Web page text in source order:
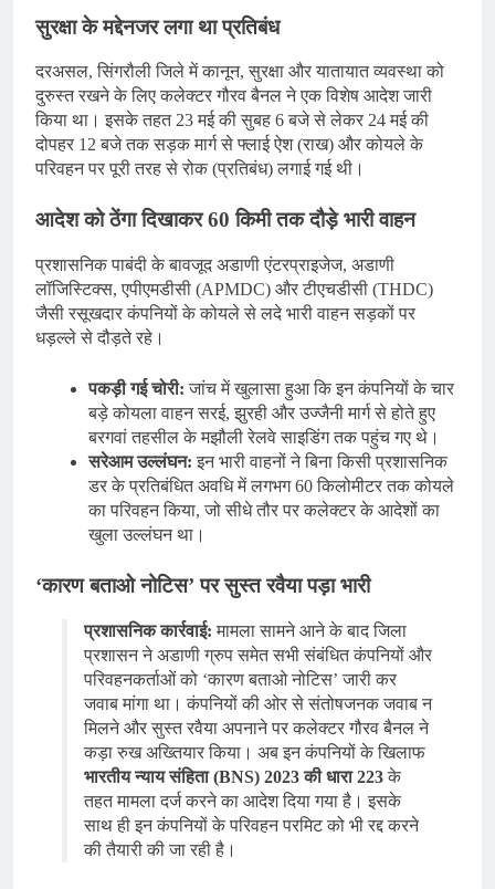
सुरक्षा के मद्देनजर लगा था प्रतिबंध
दरअसल, सिंगरौली जिले में कानून, सुरक्षा और यातायात व्यवस्था को
दुरुस्त रखने के लिए कलेक्टर गौरव बैनल ने एक विशेष आदेश जारी
किया था। इसके तहत 23 मई की सुबह 6 बजे से लेकर 24 मई की
दोपहर 12 बजे तक सड़क मार्ग से फ्लाई ऐश (राख) और कोयले के
परिवहन पर पूरी तरह से रोक (प्रतिबंध) लगाई गई थी।
आदेश को ठेंगा दिखाकर 60 किमी तक दौड़े भारी वाहन
प्रशासनिक पाबंदी के बावजूद अडाणी एंटरप्राइजेज, अडाणी
लॉजिस्टिक्स, एपीएमडीसी (APMDC) और टीएचडीसी (THDC)
जैसी रसूखदार कंपनियों के कोयले से लदे भारी वाहन सड़कों पर
धड़ल्ले से दौड़ते रहे।
पकड़ी गई चोरी: जांच में खुलासा हुआ कि इन कंपनियों के चार
बड़े कोयला वाहन सरई, झुरही और उज्जैनी मार्ग से होते हुए
बरगवां तहसील के मझौली रेलवे साइडिंग तक पहुंच गए थे।
सरेआम उल्लंघन: इन भारी वाहनों ने बिना किसी प्रशासनिक
डर के प्रतिबंधित अवधि में लगभग 60 किलोमीटर तक कोयले
का परिवहन किया, जो सीधे तौर पर कलेक्टर के आदेशों का
खुला उल्लंघन था।
‘कारण बताओ नोटिस’ पर सुस्त रवैया पड़ा भारी
प्रशासनिक कार्रवाई: मामला सामने आने के बाद जिला
प्रशासन ने अडाणी ग्रुप समेत सभी संबंधित कंपनियों और
परिवहनकर्ताओं को ‘कारण बताओ नोटिस’ जारी कर
जवाब मांगा था। कंपनियों की ओर से संतोषजनक जवाब न
मिलने और सुस्त रवैया अपनाने पर कलेक्टर गौरव बैनल ने
कड़ा रुख अख्तियार किया। अब इन कंपनियों के खिलाफ
भारतीय न्याय संहिता (BNS) 2023 की धारा 223के
तहत मामला दर्ज करने का आदेश दिया गया है। इसके
साथ ही इन कंपनियों के परिवहन परमिट को भी रद्द करने
की तैयारी की जा रही है।